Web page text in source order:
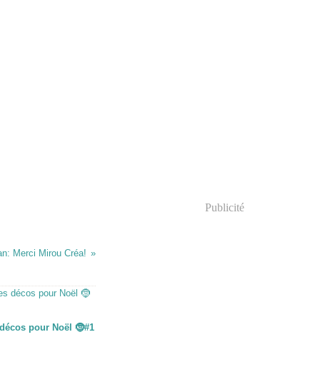
Merci Mirou Créa!
pour Noël 🤶#1
Publicité